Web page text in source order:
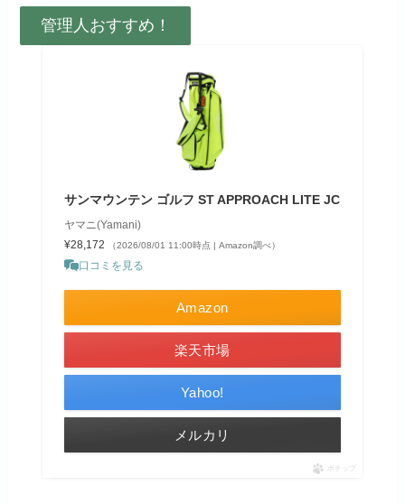
管理人おすすめ！
サンマウンテン ゴルフ ST APPROACH LITE JC
ヤマニ(Yamani)
¥28,172
（2026/08/01 11:00時点 | Amazon調べ）
口コミを見る
Amazon
楽天市場
Yahoo!
メルカリ
ポチップ